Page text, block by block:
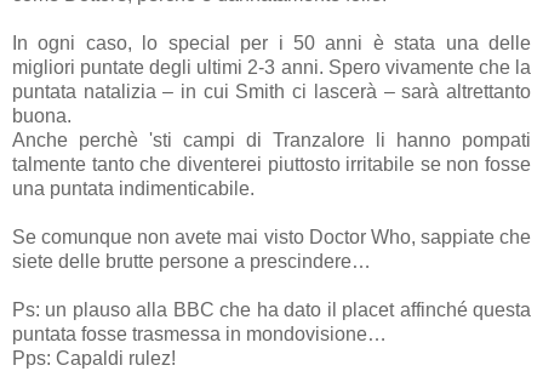
In ogni caso, lo special per i 50 anni è stata una delle
migliori puntate degli ultimi 2-3 anni. Spero vivamente che la
puntata natalizia – in cui Smith ci lascerà – sarà altrettanto
buona.
Anche perchè 'sti campi di Tranzalore li hanno pompati
talmente tanto che diventerei piuttosto irritabile se non fosse
una puntata indimenticabile.
Se comunque non avete mai visto Doctor Who, sappiate che
siete delle brutte persone a prescindere…
Ps: un plauso alla BBC che ha dato il placet affinché questa
puntata fosse trasmessa in mondovisione…
Pps: Capaldi rulez!